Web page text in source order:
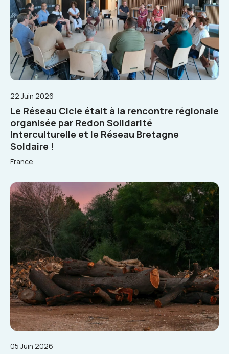
22 Juin 2026
Le Réseau Cicle était à la rencontre régionale
organisée par Redon Solidarité
Interculturelle et le Réseau Bretagne
Soldaire !
France
05 Juin 2026